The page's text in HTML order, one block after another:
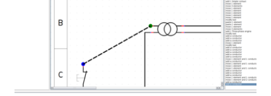
em “Sim” Pronto agora abra o LibreOffice e veja se as
fontes Times New Roman, Arial estão instaladas. Caso
ocorra algum erro ou precisa reinstalar, execute: $ sudo
apt-get install --reinstall ttf-mscorefonts-installer